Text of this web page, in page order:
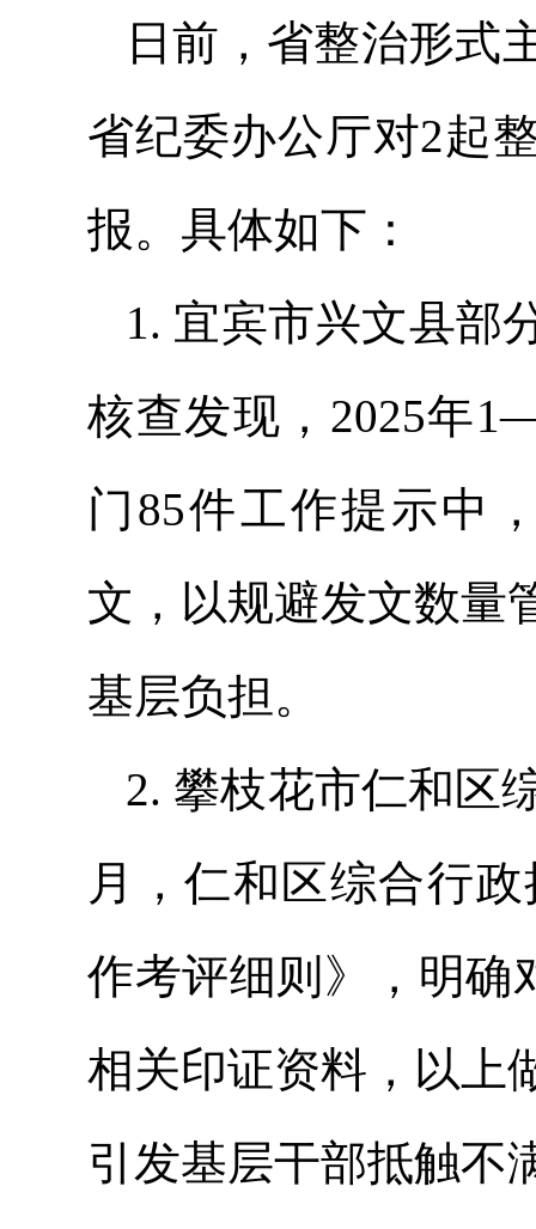
日前，省整治形式
省纪委办公厅对2起
报。具体如下：
1. 宜宾市兴文县部
核查发现，2025年
门85件工作提示中
文，以规避发文数量
基层负担。
2. 攀枝花市仁和区
月，仁和区综合行
作考评细则》，明确
相关印证资料，以上
引发基层干部抵触不